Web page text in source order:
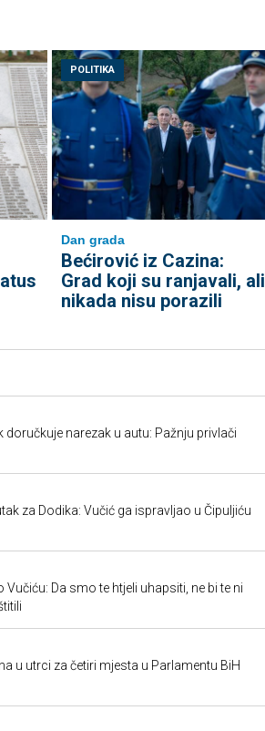
POLITIKA
Dan grada
Bećirović iz Cazina:
Grad koji su ranjavali, ali
nikada nisu porazili
doručkuje narezak u autu: Pažnju privlači
za Dodika: Vučić ga ispravljao u Čipuljiću
Vučiću: Da smo te htjeli uhapsiti, ne bi te ni
u utrci za četiri mjesta u Parlamentu BiH